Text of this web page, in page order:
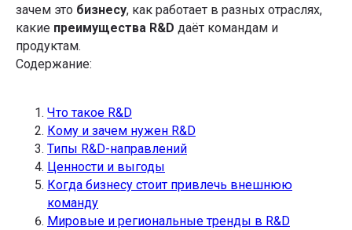
зачем это бизнесу, как работает в разных отраслях,
какие преимущества R&D даёт командам и
продуктам.
Содержание:
Что такое R&D
Кому и зачем нужен R&D
Типы R&D-направлений
Ценности и выгоды
Когда бизнесу стоит привлечь внешнюю
команду
Мировые и региональные тренды в R&D